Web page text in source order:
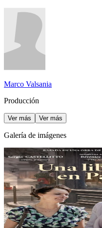
Marco Valsania
Producción
Ver más Ver más
Galería de imágenes